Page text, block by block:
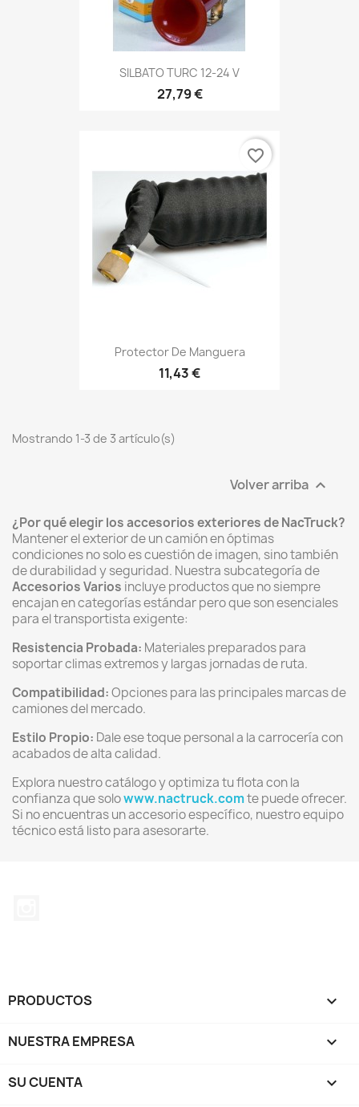
SILBATO TURC 12-24 V
27,79 €
Protector De Manguera
11,43 €
favorite_border
Mostrando 1-3 de 3 artículo(s)
Volver arriba 
¿Por qué elegir los accesorios exteriores de NacTruck?
Mantener el exterior de un camión en óptimas
condiciones no solo es cuestión de imagen, sino también
de durabilidad y seguridad. Nuestra subcategoría de
Accesorios Varios incluye productos que no siempre
encajan en categorías estándar pero que son esenciales
para el transportista exigente:
Resistencia Probada: Materiales preparados para
soportar climas extremos y largas jornadas de ruta.
Compatibilidad:Opciones para las principales marcas de
camiones del mercado.
Estilo Propio: Dale ese toque personal a la carrocería con
acabados de alta calidad.
Explora nuestro catálogo y optimiza tu flota con la
confianza que solowww.nactruck.comte puede ofrecer.
Si no encuentras un accesorio específico, nuestro equipo
técnico está listo para asesorarte.
PRODUCTOS 
NUESTRA EMPRESA 
SU CUENTA 